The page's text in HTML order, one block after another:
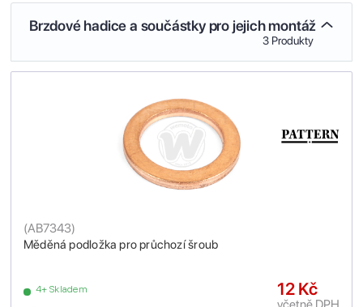
Brzdové hadice a součástky pro jejich montáž
3 Produkty
Měděná podložka pro průchozí šroub
(AB7343)
4+ Skladem 12 Kč